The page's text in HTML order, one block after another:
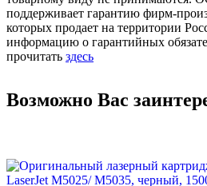
поддерживает гарантию фирм-
которых продает на территории
информацию о гарантийных
прочитать здесь
Возможно Вас